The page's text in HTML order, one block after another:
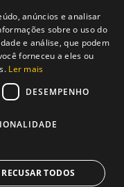
ENGLISH
PT
anúncios e analisar
sobre o uso do
e análise, que podem
forneceu a eles ou
Ler mais
DESEMPENHO
RECUSAR TODOS